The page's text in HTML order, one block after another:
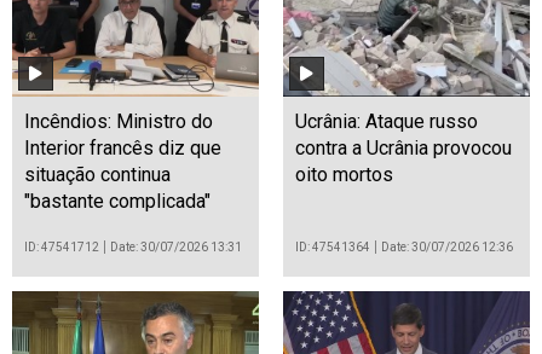
Incêndios: Ministro do
Interior francês diz que
situação continua
"bastante complicada"
ID: 47541712 Date: 30/07/2026 13:31
Ucrânia: Ataque russo
contra a Ucrânia provocou
oito mortos
ID: 47541364 Date: 30/07/2026 12:36